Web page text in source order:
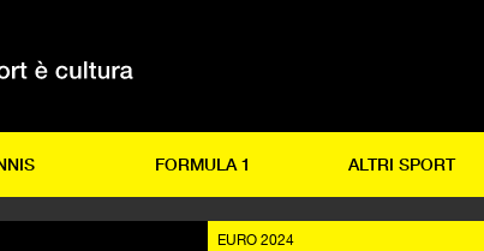
FORMULA 1 ALTRI SPORT
EURO 2024